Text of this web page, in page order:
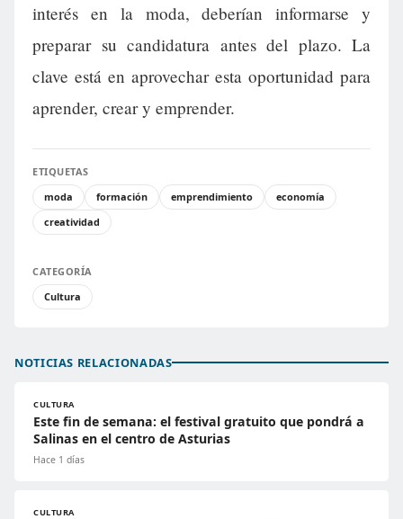
interés en la moda, deberían informarse y
preparar su candidatura antes del plazo. La
clave está en aprovechar esta oportunidad para
aprender, crear y emprender.
ETIQUETAS
moda
formación emprendimiento
economía
creatividad
CATEGORÍA
Cultura
NOTICIAS RELACIONADAS
CULTURA
Este fin de semana: el festival gratuito que pondrá a
Salinas en el centro de Asturias
Hace 1 días
CULTURA